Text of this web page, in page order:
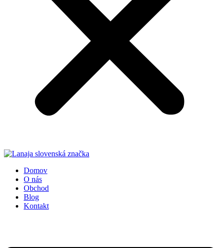
Domov
O nás
Obchod
Blog
Kontakt